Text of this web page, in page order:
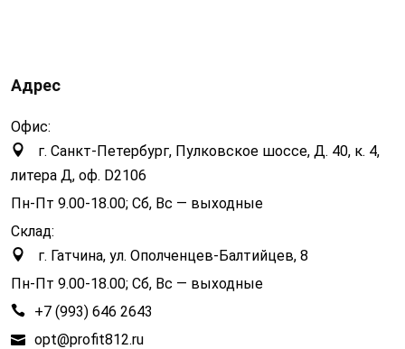
Адрес
Офис:
г. Санкт-Петербург, Пулковское шоссе, Д. 40, к. 4,
литера Д, оф. D2106
Пн-Пт 9.00-18.00; Сб, Вс — выходные
Склад:
г. Гатчина, ул. Ополченцев-Балтийцев, 8
Пн-Пт 9.00-18.00; Сб, Вс — выходные
+7 (993) 646 2643
opt@profit812.ru